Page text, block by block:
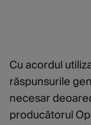
Cu acordul
răspunsurile
necesar
producătorul